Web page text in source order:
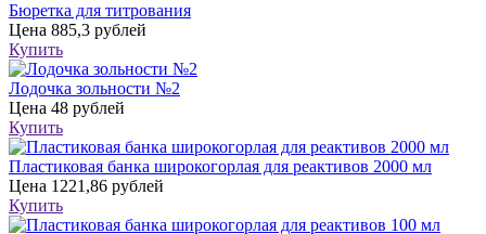
Бюретка для титрования
Цена 885,3 рублей
Купить
Лодочка зольности №2
Цена 48 рублей
Купить
Пластиковая банка широкогорлая для реактивов 2000 мл
Цена 1221,86 рублей
Купить